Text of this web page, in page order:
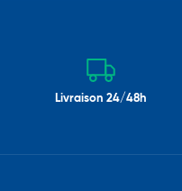
Livraison 24/48h